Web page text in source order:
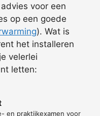
voor een
op een goede
). Wat is
het installeren
velerlei
letten:
en praktijkexamen voor